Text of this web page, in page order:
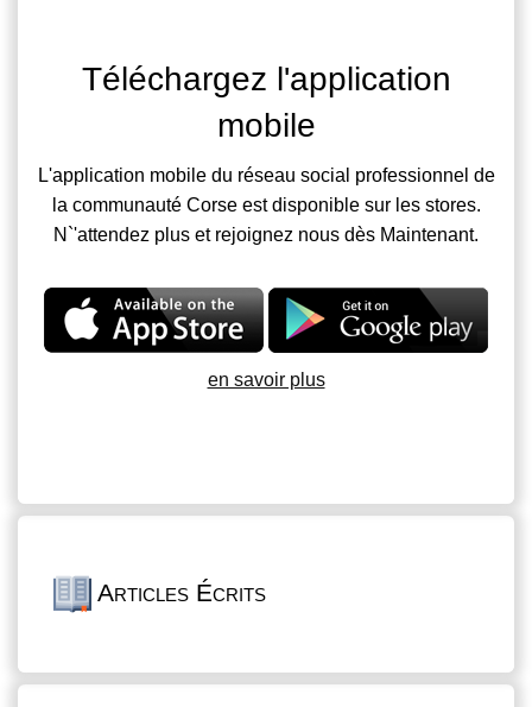
Téléchargez l'application
mobile
L'application mobile du réseau social professionnel de
la communauté Corse est disponible sur les stores.
N`'attendez plus et rejoignez nous dès Maintenant.
en savoir plus
Articles Écrits